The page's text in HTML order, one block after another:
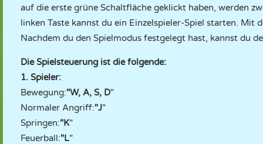
auf die erste grüne Schaltfläche geklickt haben, werden
linken Taste kannst du ein Einzelspieler-Spiel starten. Mit
Nachdem du den Spielmodus festgelegt hast, kannst du
Die Spielsteuerung ist die folgende:
1. Spieler:
Bewegung:"W, A, S, D"
Normaler Angriff:"J"
Springen:"K"
Feuerball:"L"